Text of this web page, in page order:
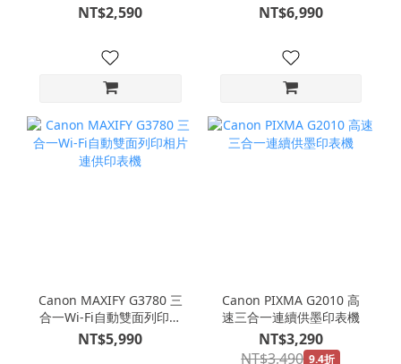
NT$2,590 NT$6,990
Canon MAXIFY G3780 三
合一Wi-Fi自動雙面列印相
片連供印表機
NT$5,990
Canon PIXMA G2010 高
速三合一連續供墨印表機
NT$3,290
NT$3,490 9.4折